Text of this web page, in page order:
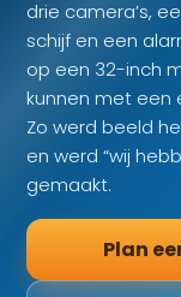
drie camera’s,
schijf en een
op een 32-inch
kunnen met een
Zo werd beeld
en werd “wij
gemaakt.
Plan